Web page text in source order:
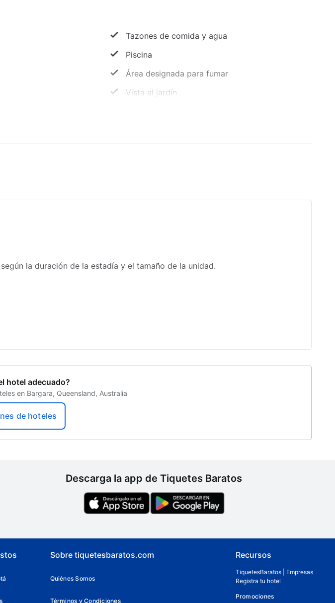
Tazones de comida y agua
Piscina
Área designada para fumar
Vista al jardín
Ruta de viaje accesible para sillas de ruedas
la duración de la estadía y el tamaño de la unidad.
hotel adecuado?
en Bargara, Queensland, Australia
de hoteles
Descarga la app de Tiquetes Baratos
Sobre tiquetesbaratos.com
Quiénes Somos
Términos y Condiciones
Recursos
TiquetesBaratos | Empresas
Registra tu hotel
Promociones